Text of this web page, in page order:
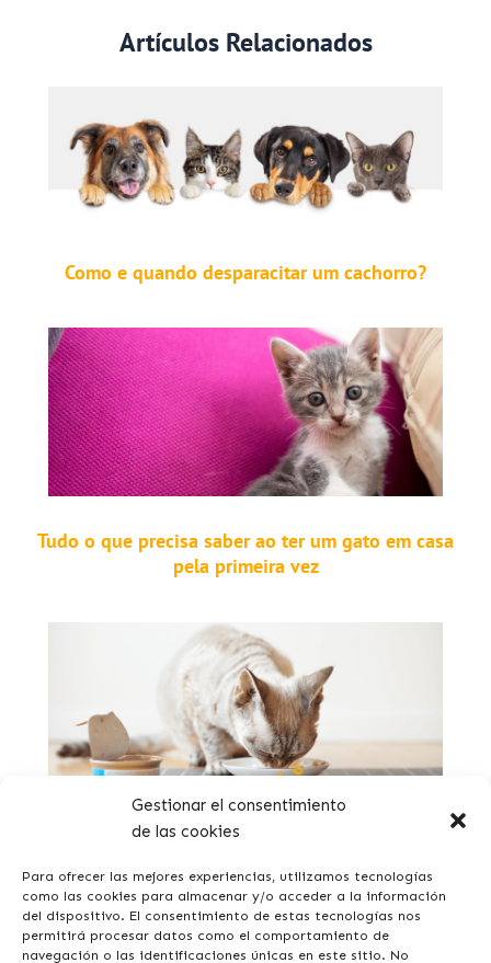
Gestionar el consentimiento
de las cookies
Para ofrecer las mejores experiencias, utilizamos tecnologías
como las cookies para almacenar y/o acceder a la información
del dispositivo. El consentimiento de estas tecnologías nos
permitirá procesar datos como el comportamiento de
navegación o las identificaciones únicas en este sitio. No
Artículos Relacionados
Como e quando desparacitar um cachorro?
Tudo o que precisa saber ao ter um gato em casa
pela primeira vez